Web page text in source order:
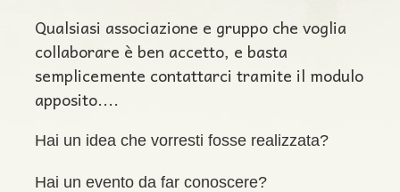
Qualsiasi associazione e gruppo che voglia
collaborare è ben accetto, e basta
semplicemente contattarci tramite il modulo
apposito....
Hai un idea che vorresti fosse realizzata?
Hai un evento da far conoscere?